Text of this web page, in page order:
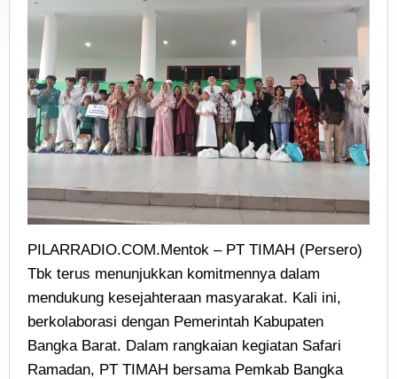
Masyarakat
PILARRADIO.COM.Mentok – PT TIMAH (Persero)
Tbk terus menunjukkan komitmennya dalam
mendukung kesejahteraan masyarakat. Kali ini,
berkolaborasi dengan Pemerintah Kabupaten
Bangka Barat. Dalam rangkaian kegiatan Safari
Ramadan, PT TIMAH bersama Pemkab Bangka